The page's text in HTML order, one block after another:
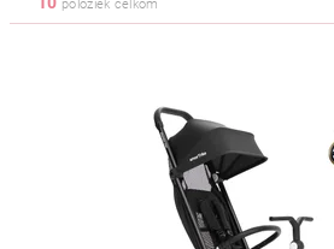
položiek celkom